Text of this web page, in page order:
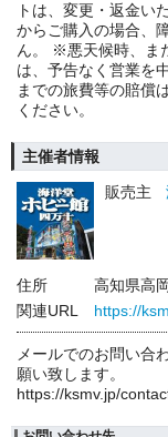
トは、変更・返金い
からご購入の場合、
ん。 ※悪天候時、ま
は、予告なく営業を
までの旅費等の賠償
ください。
主催者情報
販売主
住所
高知県高
関連URL
https://
メールでのお問い合
願い致します。
https://ksmv.jp/